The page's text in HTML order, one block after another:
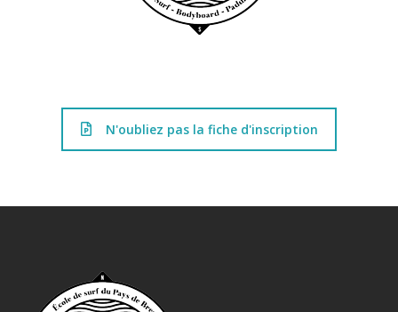
N'oubliez pas la fiche d'inscription